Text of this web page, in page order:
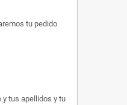
tu pedido
y tus apellidos y tu